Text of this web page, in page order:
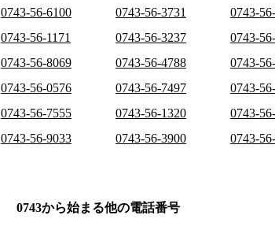
0743-56-6100
0743-56-3731 0743-
0743-56-1171
0743-56-3237 0743-
0743-56-8069
0743-56-4788 0743-
0743-56-0576
0743-56-7497 0743-
0743-56-7555
0743-56-1320 0743-
0743-56-9033
0743-56-3900 0743-
0743から始まる他の電話番号